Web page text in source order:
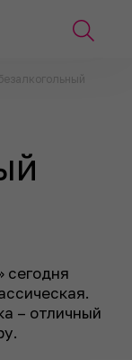
сегодня
– отличный